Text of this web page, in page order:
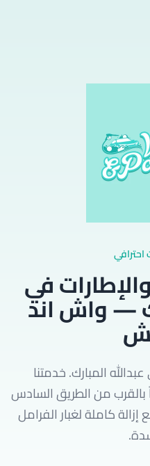
في
— واش اند
المبارك. خدمتنا
بالقرب من الطريق السادس
كاملة لغبار الفرامل